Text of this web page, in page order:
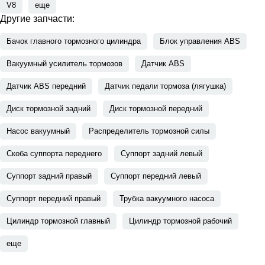
V8 еще
Другие запчасти:
Бачок главного тормозного цилиндра Блок управления ABS
Вакуумный усилитель тормозов Датчик ABS
Датчик ABS передний Датчик педали тормоза (лягушка)
Диск тормозной задний Диск тормозной передний
Насос вакуумный Распределитель тормозной силы
Скоба суппорта переднего Суппорт задний левый
Суппорт задний правый Суппорт передний левый
Суппорт передний правый Трубка вакуумного насоса
Цилиндр тормозной главный Цилиндр тормозной рабочий
еще